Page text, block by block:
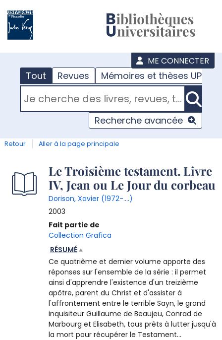
ME CONNECTER
Tout Revues Mémoires et thèses UPJV
RECHERCHER DANS "TOUT"
Recherche avancée
Retour Aller à la page principale
Détail
document
Le Troisième testament. Livre
IV, Jean ou Le Jour du corbeau
Dorison, Xavier (1972-....)
2003
Fait partie de
Collection Grafica
RÉSUMÉ
Ce quatrième et dernier volume apporte des
réponses sur l'ensemble de la série : il permet
ainsi d'apprendre l'existence d'un treizième
apôtre, parent du Christ et d'assister à
l'affrontement entre le terrible Sayn, le grand
inquisiteur Guillaume de Beaujeu, Conrad de
Marbourg et Elisabeth, tous prêts à lutter jusqu'à
la mort pour récupérer le Testament...